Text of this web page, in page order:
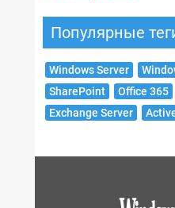
Популярные
Windows Server
SharePoint
Office 365
Exchange Server